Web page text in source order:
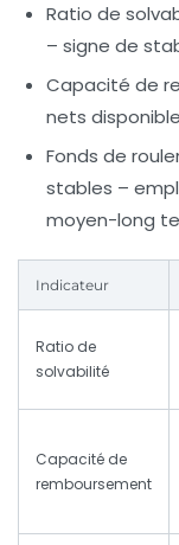
Ratio de
– signe de
Capacité de
nets
Fonds de
stables –
moyen-long
Indicateur
Ratio de
solvabilité
Capacité de
remboursement